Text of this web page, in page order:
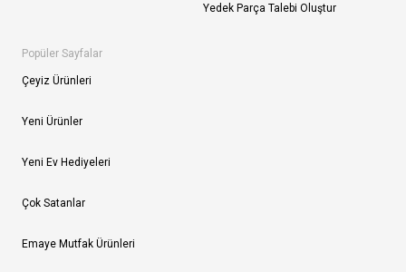
Yedek Parça Talebi Oluştur
Popüler Sayfalar
Çeyiz Ürünleri
Yeni Ürünler
Yeni Ev Hediyeleri
Çok Satanlar
Emaye Mutfak Ürünleri